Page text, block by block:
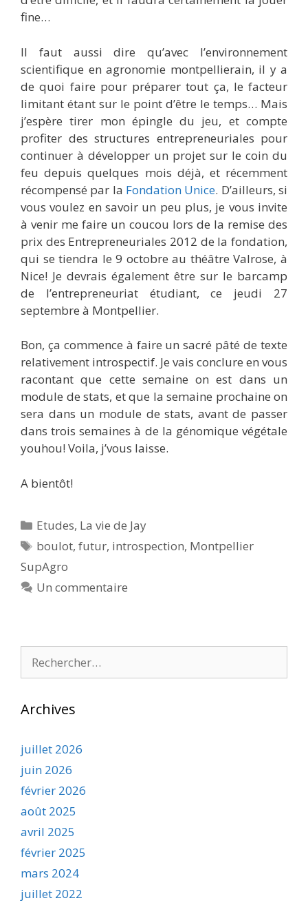
fine…
Il faut aussi dire qu’avec l’environnement
scientifique en agronomie montpellierain, il y a
de quoi faire pour préparer tout ça, le facteur
limitant étant sur le point d’être le temps… Mais
j’espère tirer mon épingle du jeu, et compte
profiter des structures entrepreneuriales pour
continuer à développer un projet sur le coin du
feu depuis quelques mois déjà, et récemment
récompensé par la Fondation Unice. D’ailleurs, si
vous voulez en savoir un peu plus, je vous invite
à venir me faire un coucou lors de la remise des
prix des Entrepreneuriales 2012 de la fondation,
qui se tiendra le 9 octobre au théâtre Valrose, à
Nice! Je devrais également être sur le barcamp
de l’entrepreneuriat étudiant, ce jeudi 27
septembre à Montpellier.
Bon, ça commence à faire un sacré pâté de texte
relativement introspectif. Je vais conclure en vous
racontant que cette semaine on est dans un
module de stats, et que la semaine prochaine on
sera dans un module de stats, avant de passer
dans trois semaines à de la génomique végétale
youhou! Voila, j’vous laisse.
A bientôt!
Catégories
Etudes, La vie de Jay
Étiquettes
boulot,futur, introspection, Montpellier
SupAgro
Un commentaire
Archives
juillet 2026
juin 2026
février 2026
août 2025
avril 2025
février 2025
mars 2024
juillet 2022